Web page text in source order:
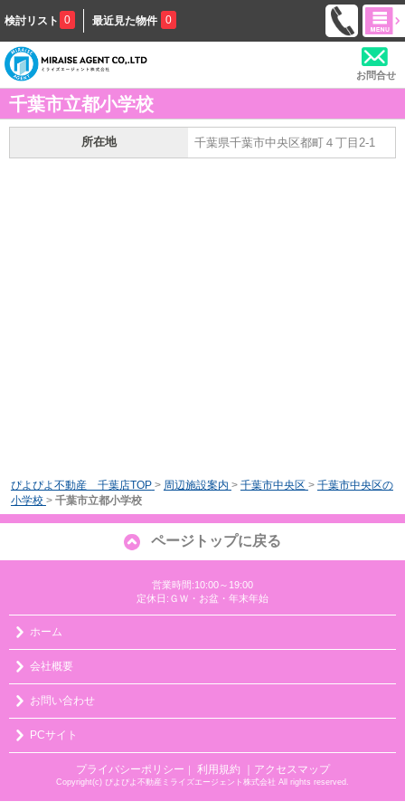
検討リスト 0 最近見た物件 0
お問合せ
千葉市立都小学校
所在地 千葉県千葉市中央区都町４丁目2-1
ぴよぴよ不動産 千葉店TOP > 周辺施設案内 > 千葉市中央区 > 千葉市中央区の
小学校 > 千葉市立都小学校
ページトップに戻る
営業時間:10:00～19:00
定休日:ＧＷ・お盆・年末年始
ホーム
会社概要
お問い合わせ
PCサイト
プライバシーポリシー ｜ 利用規約 ｜アクセスマップ
Copyright(c) ぴよぴよ不動産ミライズエージェント株式会社 All rights reserved.